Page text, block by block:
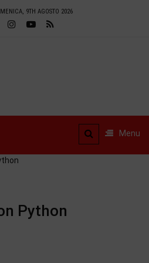
9TH AGOSTO 2026
Menu
Python